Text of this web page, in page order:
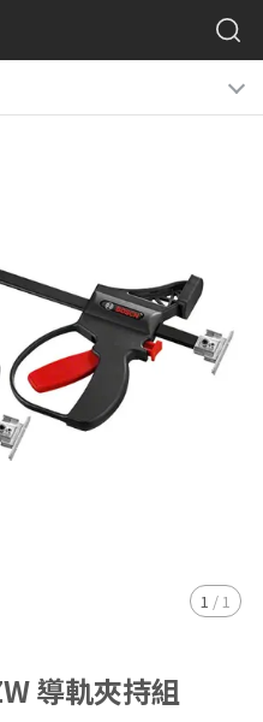
1 / 1
導軌夾持組